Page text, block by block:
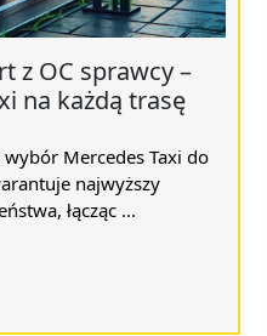
z OC sprawcy –
na każdą trasę
Mercedes Taxi do
najwyższy
łącząc ...